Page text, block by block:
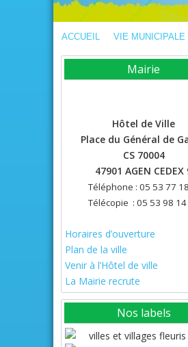
ACCUEIL VIE MUNICIPALE
Mairie
Hôtel de Ville
Place du Général de
CS 70004
47901 AGEN CEDEX
Téléphone : 05 53 77
Télécopie : 05 53 98
Horaires d’ouverture
Plan de la ville
Venir à l’Hôtel de ville
La Mairie recrute
Nos labels